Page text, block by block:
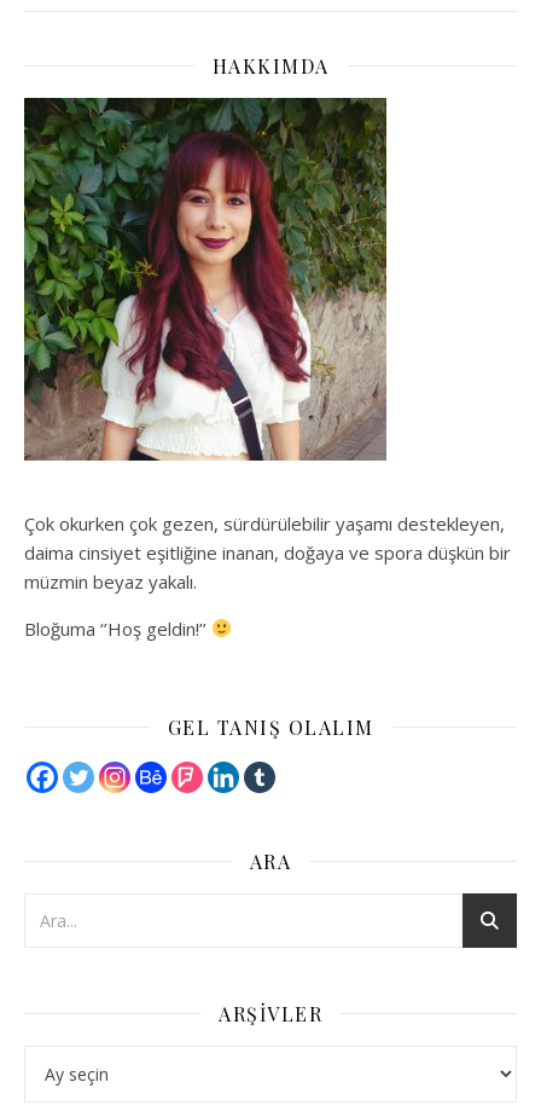
HAKKIMDA
Çok okurken çok gezen, sürdürülebilir yaşamı destekleyen,
daima cinsiyet eşitliğine inanan, doğaya ve spora düşkün bir
müzmin beyaz yakalı.
Bloğuma ‘’Hoş geldin!’’
GEL TANIŞ OLALIM
ARA
ARŞIVLER